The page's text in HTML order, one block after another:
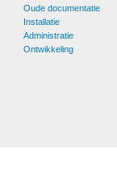
Oude documentatie
Installatie
Administratie
Ontwikkeling